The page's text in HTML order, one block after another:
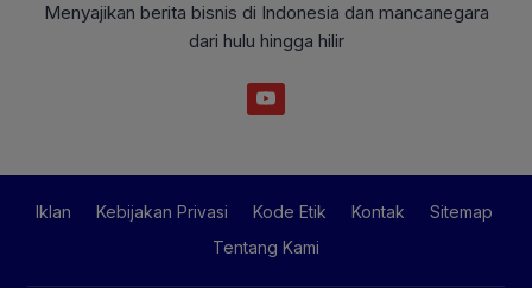
Menyajikan berita bisnis di Indonesia dan mancanegara
dari hulu hingga hilir
Iklan Kebijakan Privasi Kode Etik Kontak
Sitemap
Tentang Kami